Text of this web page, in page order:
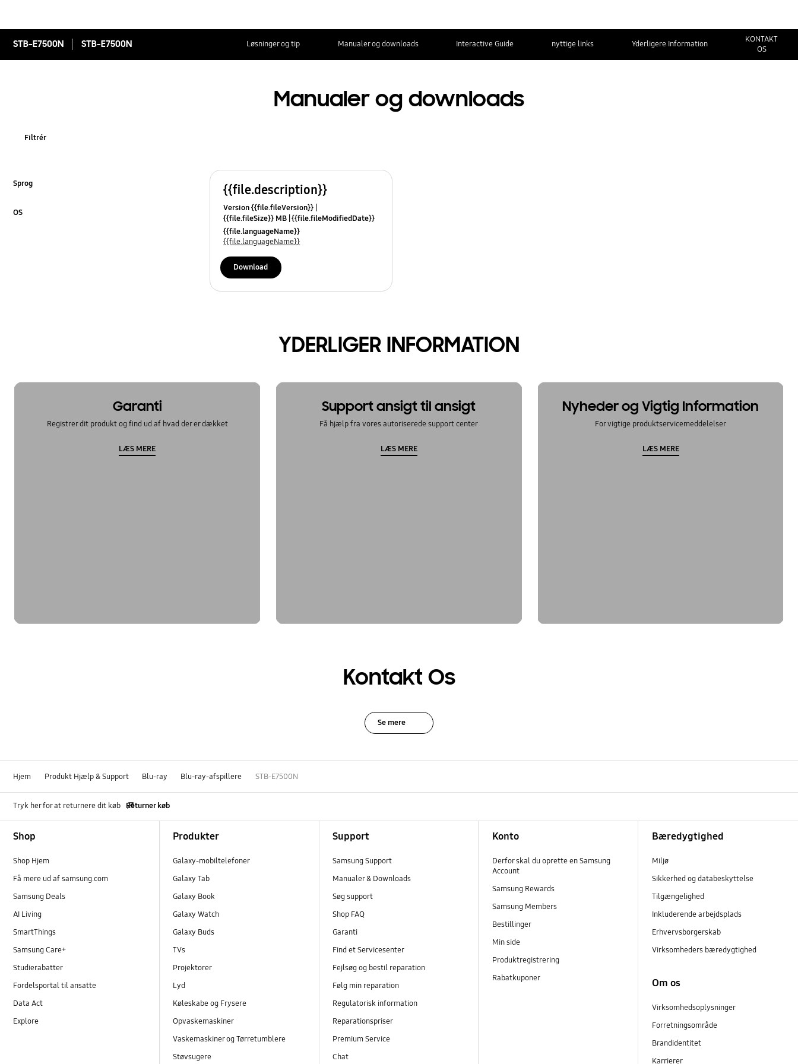
STB-E7500N STB-E7500N Løsninger og tip Manualer og downloads Interactive Guide nyttige links Yderligere Information
KONTAKT
OS
Manualer og downloads
Filtrér
Sprog
OS
{{file.description}}
Version {{file.fileVersion}}
{{file.fileSize}} MB {{file.fileModifiedDate}}
{{file.osNames}}
{{file.languageName}}
{{file.languageName}}
Download
YDERLIGER INFORMATION
Garanti
Registrer dit produkt og find ud af hvad der er dækket
LÆS MERE
Support ansigt til ansigt
Få hjælp fra vores autoriserede support center
LÆS MERE
Nyheder og Vigtig Information
For vigtige produktservicemeddelelser
LÆS MERE
Kontakt Os
Se mere
Hjem Produkt Hjælp & Support Blu-ray Blu-ray-afspillere STB-E7500N
Tryk her for at returnere dit køb Returner køb
Shop
Shop Hjem
Få mere ud af samsung.com
Samsung Deals
AI Living
SmartThings
Samsung Care+
Studierabatter
Fordelsportal til ansatte
Data Act
Explore
Produkter
Galaxy-mobiltelefoner
Galaxy Tab
Galaxy Book
Galaxy Watch
Galaxy Buds
TVs
Projektorer
Lyd
Køleskabe og Frysere
Opvaskemaskiner
Vaskemaskiner og Tørretumblere
Støvsugere
Support
Samsung Support
Manualer & Downloads
Søg support
Shop FAQ
Garanti
Find et Servicesenter
Fejlsøg og bestil reparation
Følg min reparation
Regulatorisk information
Reparationspriser
Premium Service
Chat
Konto
Derfor skal du oprette en Samsung
Account
Samsung Rewards
Samsung Members
Bestillinger
Min side
Produktregistrering
Rabatkuponer
Bæredygtighed
Miljø
Sikkerhed og databeskyttelse
Tilgængelighed
Inkluderende arbejdsplads
Erhvervsborgerskab
Virksomheders bæredygtighed
Om os
Virksomhedsoplysninger
Forretningsområde
Brandidentitet
Karrierer